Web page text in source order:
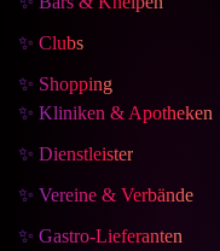
✨ Clubs
✨ Shopping
✨ Kliniken & Apotheken
✨ Dienstleister
✨ Vereine & Verbände
✨ Gastro-Lieferanten